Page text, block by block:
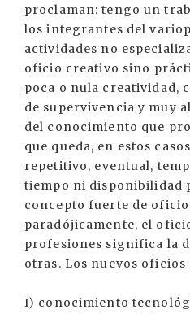
proclaman: tengo un
los integrantes del
actividades no
oficio creativo sino
poca o nula creatividad,
de supervivencia y muy
del conocimiento que
que queda, en estos
repetitivo, eventual,
tiempo ni disponibilidad
concepto fuerte de
paradójicamente, el
profesiones significa la
otras. Los nuevos
I) conocimiento